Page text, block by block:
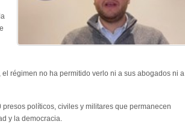
régimen no ha permitido verlo ni a sus abogados ni
políticos, civiles y militares que permanecen
y la democracia.